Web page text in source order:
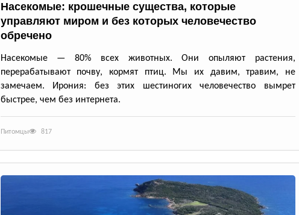
Насекомые: крошечные существа, которые
управляют миром и без которых человечество
обречено
Насекомые — 80% всех животных. Они опыляют растения,
перерабатывают почву, кормят птиц. Мы их давим, травим, не
замечаем. Ирония: без этих шестиногих человечество вымрет
быстрее, чем без интернета.
Питомцы 817